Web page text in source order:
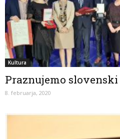
Kultura
Praznujemo
8. februarja, 2020